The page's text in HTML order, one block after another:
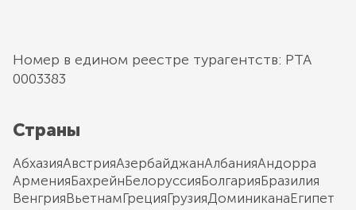
Номер в едином реестре турагентств: РТА
0003383
Страны
АбхазияАвстрияАзербайджанАлбанияАндорра
АрменияБахрейнБелоруссияБолгарияБразилия
ВенгрияВьетнамГрецияГрузияДоминиканаЕгипет